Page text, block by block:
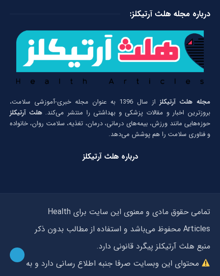
درباره مجله هلث آرتیکلز:
مجله هلث آرتیکلز
از سال 1396 به عنوان مجله خبری-آموزشی سلامت،
بروزترین اخبار و مقالات پزشکی و بهداشتی را منتشر می‌کند.هلث آرتیکلز
حوزه‌هایی مانند ورزش، بیمه‌های درمانی، درمان، تغذیه، سلامت روان، خانواده
و فناوری سلامت را هم پوشش می‌دهد.
درباره هلث آرتیکلز
تمامی حقوق مادی و معنوی این سایت برای Health
Articles محفوظ می‌باشد و استفاده از مطالب بدون ذکر
منبع هلث آرتیکلز پیگرد قانونی دارد.
محتوای این وبسایت صرفا جنبه اطلاع رسانی دارد و به